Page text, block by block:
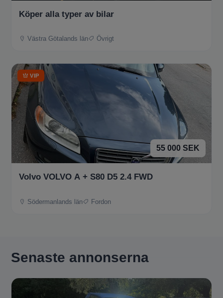
Köper alla typer av bilar
Västra Götalands län Övrigt
VIP
55 000 SEK
Volvo VOLVO A + S80 D5 2.4 FWD
Södermanlands län Fordon
Senaste annonserna